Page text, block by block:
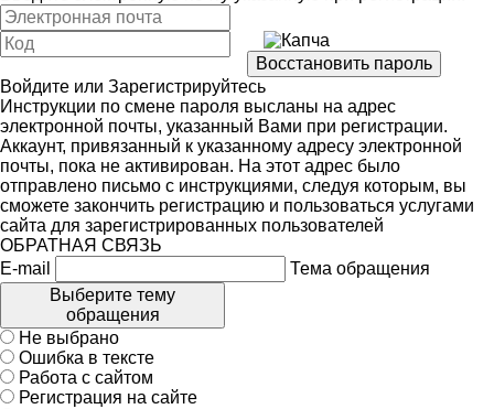
Войдите или Зарегистрируйтесь
Инструкции по смене пароля высланы на адрес
электронной почты, указанный Вами при регистрации.
Аккаунт, привязанный к указанному адресу электронной
почты, пока не активирован. На этот адрес было
отправлено письмо с инструкциями, следуя которым, вы
сможете закончить регистрацию и пользоваться услугами
сайта для зарегистрированных пользователей
ОБРАТНАЯ СВЯЗЬ
E-mail
Тема обращения
Выберите тему
обращения
Не выбрано
Ошибка в тексте
Работа с сайтом
Регистрация на сайте